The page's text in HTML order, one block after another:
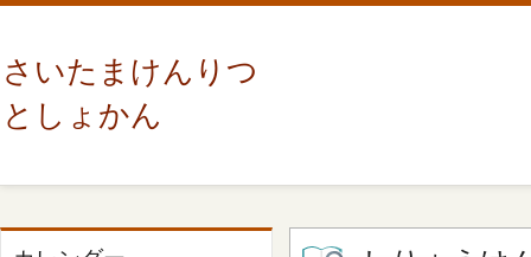
さいたまけんりつ
としょかん